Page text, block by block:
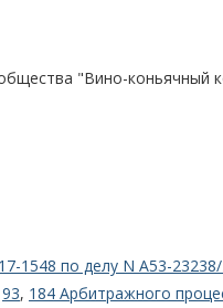
"Вино-коньячный
1548 по делу N А53-
93, 184 Арбитражного